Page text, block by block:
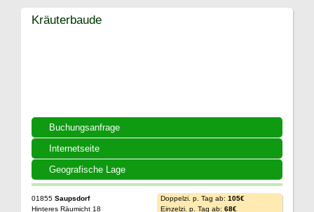
Buchungsanfrage
Internetseite
Geografische Lage
Kräuterbaude
01855 Saupsdorf
Hinteres Räumicht 18
Doppelzi. p. Tag ab: 105€
Einzelzi. p. Tag ab: 68€